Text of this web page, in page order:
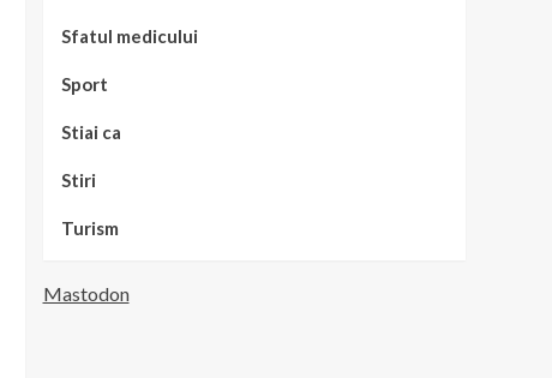
Sfatul medicului
Sport
Stiai ca
Stiri
Turism
Mastodon